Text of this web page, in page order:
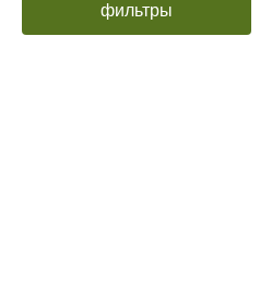
фильтры